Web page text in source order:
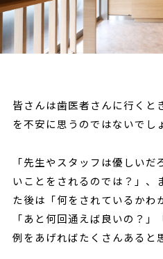
皆さんは歯医者さんに行くと
を不安に思うのではないでし
「先生やスタッフは優しいだ
いことをされるのでは？」、
た後は「何をされているかわ
「あと何回通えば良いの？」
例をあげればたくさんあると